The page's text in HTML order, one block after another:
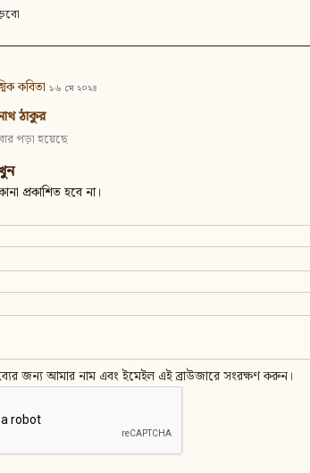
কবিতা ১৬ মে ২০২৪
ঠাকুর
পড়া হয়েছে
প্রকাশিত হবে না।
জন্য আমার নাম এবং ইমেইল এই ব্রাউজারে সংরক্ষণ করুন।